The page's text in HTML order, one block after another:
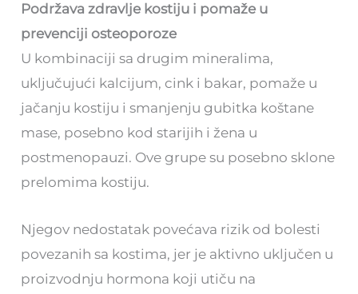
Podržava zdravlje kostiju i pomaže u
prevenciji osteoporoze
U kombinaciji sa drugim mineralima,
uključujući kalcijum, cink i bakar, pomaže u
jačanju kostiju i smanjenju gubitka koštane
mase, posebno kod starijih i žena u
postmenopauzi. Ove grupe su posebno sklone
prelomima kostiju.
Njegov nedostatak povećava rizik od bolesti
povezanih sa kostima, jer je aktivno uključen u
proizvodnju hormona koji utiču na